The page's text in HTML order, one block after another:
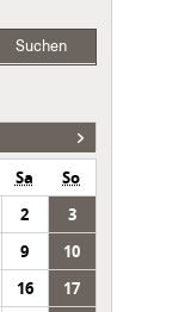
Suchen
Sa
So
2
3
9
10
16
17